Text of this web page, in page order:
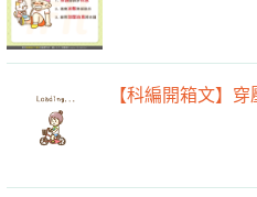
【科編開箱文】穿壓力褲，運